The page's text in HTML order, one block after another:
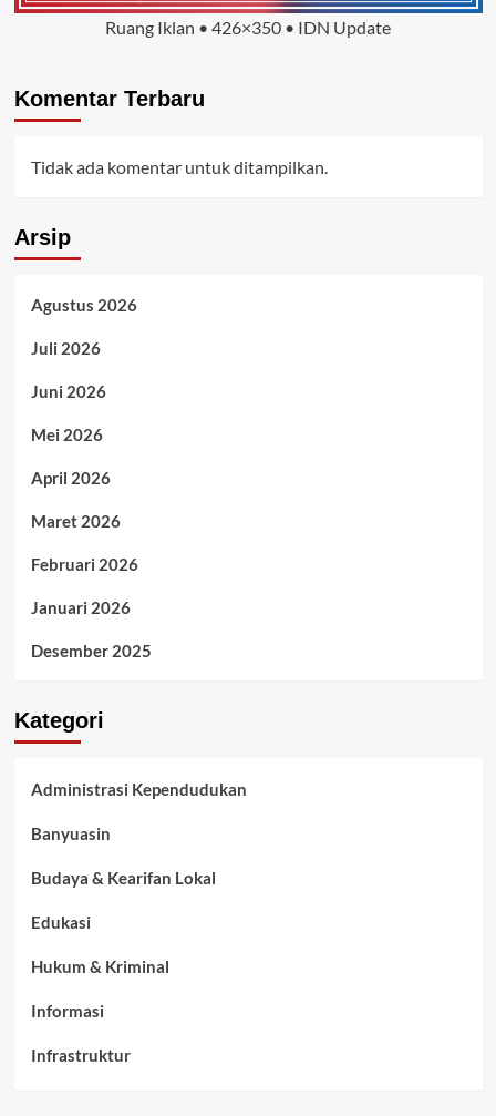
Ruang Iklan • 426×350 • IDN Update
Komentar Terbaru
Tidak ada komentar untuk ditampilkan.
Arsip
Agustus 2026
Juli 2026
Juni 2026
Mei 2026
April 2026
Maret 2026
Februari 2026
Januari 2026
Desember 2025
Kategori
Administrasi Kependudukan
Banyuasin
Budaya & Kearifan Lokal
Edukasi
Hukum & Kriminal
Informasi
Infrastruktur